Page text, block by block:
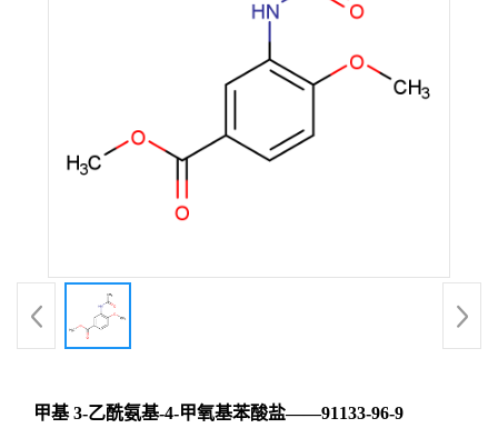
甲基 3-乙酰氨基-4-甲氧基苯酸盐——91133-96-9